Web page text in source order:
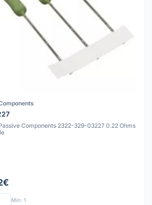
Components 2322-329-03227 0.22 Ohms
Mín: 1